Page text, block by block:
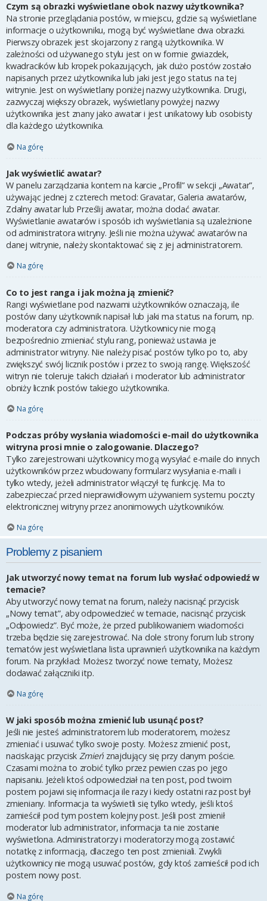
Czym są obrazki wyświetlane obok nazwy użytkownika?
Na stronie przeglądania postów, w miejscu, gdzie są wyświetlane
informacje o użytkowniku, mogą być wyświetlane dwa obrazki.
Pierwszy obrazek jest skojarzony z rangą użytkownika. W
zależności od używanego stylu jest on w formie gwiazdek,
kwadracików lub kropek pokazujących, jak dużo postów zostało
napisanych przez użytkownika lub jaki jest jego status na tej
witrynie. Jest on wyświetlany poniżej nazwy użytkownika. Drugi,
zazwyczaj większy obrazek, wyświetlany powyżej nazwy
użytkownika jest znany jako awatar i jest unikatowy lub osobisty
dla każdego użytkownika.
Na górę
Jak wyświetlić awatar?
W panelu zarządzania kontem na karcie „Profil” w sekcji „Awatar”,
używając jednej z czterech metod: Gravatar, Galeria awatarów,
Zdalny awatar lub Prześlij awatar, można dodać awatar.
Wyświetlanie awatarów i sposób ich wyświetlania są uzależnione
od administratora witryny. Jeśli nie można używać awatarów na
danej witrynie, należy skontaktować się z jej administratorem.
Na górę
Co to jest ranga i jak można ją zmienić?
Rangi wyświetlane pod nazwami użytkowników oznaczają, ile
postów dany użytkownik napisał lub jaki ma status na forum, np.
moderatora czy administratora. Użytkownicy nie mogą
bezpośrednio zmieniać stylu rang, ponieważ ustawia je
administrator witryny. Nie należy pisać postów tylko po to, aby
zwiększyć swój licznik postów i przez to swoją rangę. Większość
witryn nie toleruje takich działań i moderator lub administrator
obniży licznik postów takiego użytkownika.
Na górę
Podczas próby wysłania wiadomości e-mail do użytkownika
witryna prosi mnie o zalogowanie. Dlaczego?
Tylko zarejestrowani użytkownicy mogą wysyłać e-maile do innych
użytkowników przez wbudowany formularz wysyłania e-maili i
tylko wtedy, jeżeli administrator włączył tę funkcję. Ma to
zabezpieczać przed nieprawidłowym używaniem systemu poczty
elektronicznej witryny przez anonimowych użytkowników.
Na górę
Problemy z pisaniem
Jak utworzyć nowy temat na forum lub wysłać odpowiedź w
temacie?
Aby utworzyć nowy temat na forum, należy nacisnąć przycisk
„Nowy temat”, aby odpowiedzieć w temacie, nacisnąć przycisk
„Odpowiedz”. Być może, że przed publikowaniem wiadomości
trzeba będzie się zarejestrować. Na dole strony forum lub strony
tematów jest wyświetlana lista uprawnień użytkownika na każdym
forum. Na przykład: Możesz tworzyć nowe tematy, Możesz
dodawać załączniki itp.
Na górę
W jaki sposób można zmienić lub usunąć post?
Jeśli nie jesteś administratorem lub moderatorem, możesz
zmieniać i usuwać tylko swoje posty. Możesz zmienić post,
naciskając przycisk Zmień znajdujący się przy danym poście.
Czasami można to zrobić tylko przez pewien czas po jego
napisaniu. Jeżeli ktoś odpowiedział na ten post, pod twoim
postem pojawi się informacja ile razy i kiedy ostatni raz post był
zmieniany. Informacja ta wyświetli się tylko wtedy, jeśli ktoś
zamieścił pod tym postem kolejny post. Jeśli post zmienił
moderator lub administrator, informacja ta nie zostanie
wyświetlona. Administratorzy i moderatorzy mogą zostawić
notatkę z informacją, dlaczego ten post zmieniali. Zwykli
użytkownicy nie mogą usuwać postów, gdy ktoś zamieścił pod ich
postem nowy post.
Na górę